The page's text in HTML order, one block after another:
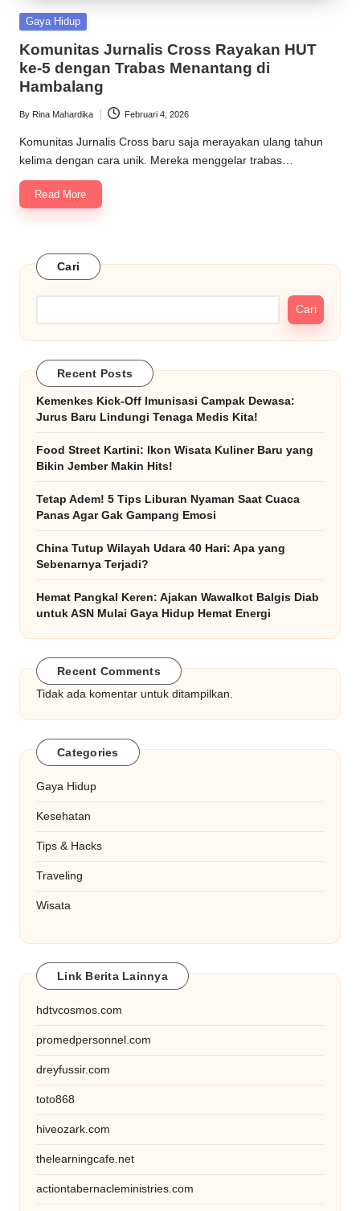
Posted
Gaya Hidup
Komunitas Jurnalis Cross Rayakan HUT
ke-5 dengan Trabas Menantang di
Hambalang
Posted
by
By Rina Mahardika Februari 4, 2026
Komunitas Jurnalis Cross baru saja merayakan ulang tahun
kelima dengan cara unik. Mereka menggelar trabas…
Read More
Cari
Cari
Recent Posts
Kemenkes Kick-Off Imunisasi Campak Dewasa:
Jurus Baru Lindungi Tenaga Medis Kita!
Food Street Kartini: Ikon Wisata Kuliner Baru yang
Bikin Jember Makin Hits!
Tetap Adem! 5 Tips Liburan Nyaman Saat Cuaca
Panas Agar Gak Gampang Emosi
China Tutup Wilayah Udara 40 Hari: Apa yang
Sebenarnya Terjadi?
Hemat Pangkal Keren: Ajakan Wawalkot Balgis Diab
untuk ASN Mulai Gaya Hidup Hemat Energi
Recent Comments
Tidak ada komentar untuk ditampilkan.
Categories
Gaya Hidup
Kesehatan
Tips & Hacks
Traveling
Wisata
Link Berita Lainnya
hdtvcosmos.com
promedpersonnel.com
dreyfussir.com
toto868
hiveozark.com
thelearningcafe.net
actiontabernacleministries.com